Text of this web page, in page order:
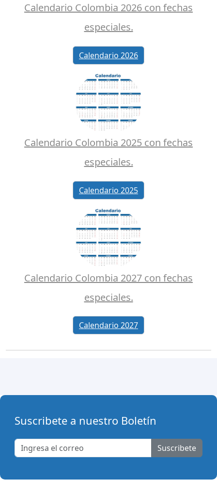
Calendario Colombia 2026 con fechas
especiales.
Calendario 2026
Calendario Colombia 2025 con fechas
especiales.
Calendario 2025
Calendario Colombia 2027 con fechas
especiales.
Calendario 2027
Suscribete a nuestro Boletín
Suscribete